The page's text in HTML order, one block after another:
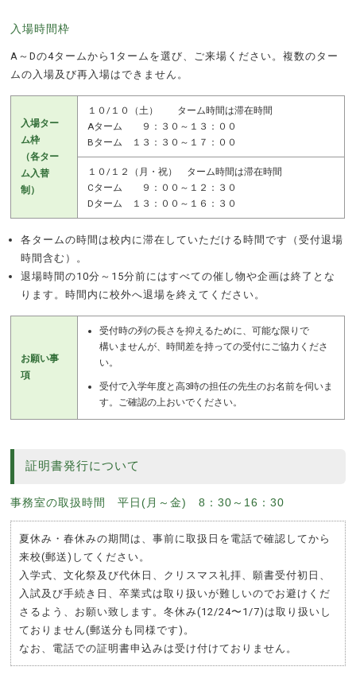
入場時間枠
A～Dの4タームから1タームを選び、ご来場ください。複数のター
ムの入場及び再入場はできません。
入場ター
ム枠
（各ター
ム入替
制）
１０/１０（土） ターム時間は滞在時間
Aターム ９：３０～１３：００
Bターム １３：３０～１７：００
１０/１２（月・祝） ターム時間は滞在時間
Cターム ９：００～１２：３０
Dターム １３：００～１６：３０
各タームの時間は校内に滞在していただける時間です（受付退場
時間含む）。
退場時間の10分～15分前にはすべての催し物や企画は終了とな
ります。時間内に校外へ退場を終えてください。
お願い事
項
受付時の列の長さを抑えるために、可能な限りで
構いませんが、時間差を持っての受付にご協力くださ
い。
受付で入学年度と高3時の担任の先生のお名前を伺いま
す。ご確認の上おいでください。
証明書発行について
事務室の取扱時間 平日(月～金) 8：30～16：30
夏休み・春休みの期間は、事前に取扱日を電話で確認してから
来校(郵送)してください。
入学式、文化祭及び代休日、クリスマス礼拝、願書受付初日、
入試及び手続き日、卒業式は取り扱いが難しいのでお避けくだ
さるよう、お願い致します。冬休み(12/24〜1/7)は取り扱いし
ておりません(郵送分も同様です)。
なお、電話での証明書申込みは受け付けておりません。